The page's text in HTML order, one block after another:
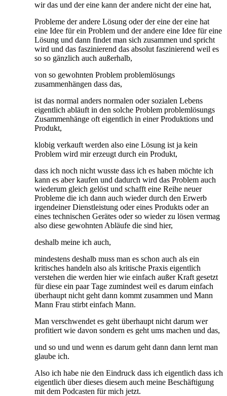
wir das und der eine kann der andere nicht der eine hat,
Probleme der andere Lösung oder der eine der eine hat
eine Idee für ein Problem und der andere eine Idee für eine
Lösung und dann findet man sich zusammen und spricht
wird und das faszinierend das absolut faszinierend weil es
so so gänzlich auch außerhalb,
von so gewohnten Problem problemlösungs
zusammenhängen dass das,
ist das normal anders normalen oder sozialen Lebens
eigentlich abläuft in den solche Problem problemlösungs
Zusammenhänge oft eigentlich in einer Produktions und
Produkt,
klobig verkauft werden also eine Lösung ist ja kein
Problem wird mir erzeugt durch ein Produkt,
dass ich noch nicht wusste dass ich es haben möchte ich
kann es aber kaufen und dadurch wird das Problem auch
wiederum gleich gelöst und schafft eine Reihe neuer
Probleme die ich dann auch wieder durch den Erwerb
irgendeiner Dienstleistung oder eines Produkts oder an
eines technischen Gerätes oder so wieder zu lösen vermag
also diese gewohnten Abläufe die sind hier,
deshalb meine ich auch,
mindestens deshalb muss man es schon auch als ein
kritisches handeln also als kritische Praxis eigentlich
verstehen die werden hier wie einfach außer Kraft gesetzt
für diese ein paar Tage zumindest weil es darum einfach
überhaupt nicht geht dann kommt zusammen und Mann
Mann Frau stirbt einfach Mann.
Man verschwendet es geht überhaupt nicht darum wer
profitiert wie davon sondern es geht ums machen und das,
und so und und wenn es darum geht dann dann lernt man
glaube ich.
Also ich habe nie den Eindruck dass ich eigentlich dass ich
eigentlich über dieses diesem auch meine Beschäftigung
mit dem Podcasten für mich jetzt.